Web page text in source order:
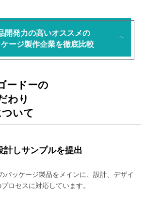
開発力の高いオススメの
ージ製作企業を徹底比較
ードーの
わり
いて
計しサンプルを提出
パッケージ製品をメインに、設計、デザイ
ロセスに対応しています。